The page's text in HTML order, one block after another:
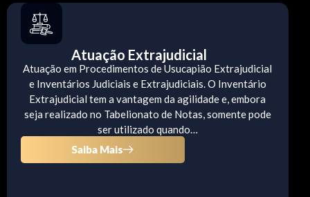
Atuação Extrajudicial
Atuação em Procedimentos de Usucapião Extrajudicial
e Inventários Judiciais e Extrajudiciais. O Inventário
Extrajudicial tem a vantagem da agilidade e, embora
seja realizado no Tabelionato de Notas, somente pode
ser utilizado quando…
Saiba Mais